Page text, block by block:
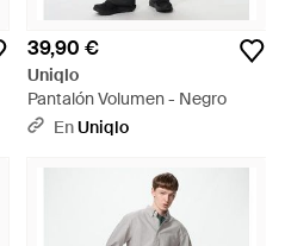
39,90 €
Uniqlo
Pantalón Volumen - Negro
EnUniqlo